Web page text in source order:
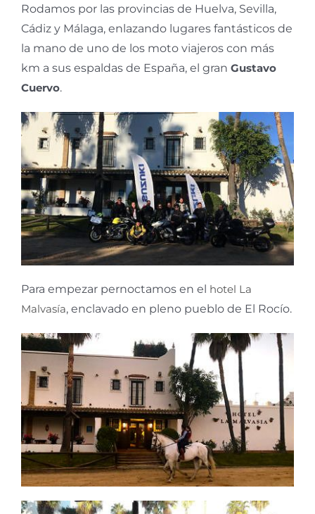
Rodamos por las provincias de Huelva, Sevilla,
Cádiz y Málaga, enlazando lugares fantásticos de
la mano de uno de los moto viajeros con más
km a sus espaldas de España, el gran Gustavo
Cuervo.
Para empezar pernoctamos en el hotel La
Malvasía, enclavado en pleno pueblo de El Rocío.